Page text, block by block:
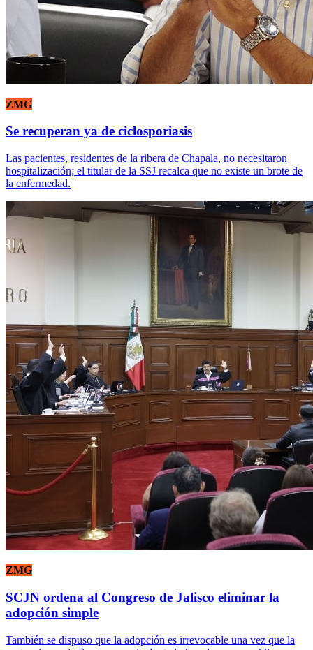
ZMG
Se recuperan ya de ciclosporiasis
Las pacientes, residentes de la ribera de Chapala, no necesitaron
hospitalización; el titular de la SSJ recalca que no existe un brote de
la enfermedad.
ZMG
SCJN ordena al Congreso de Jalisco eliminar la
adopción simple
También se dispuso que la adopción es irrevocable una vez que la